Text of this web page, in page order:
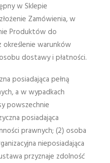
w Sklepie
Zamówienia, w
Produktów do
określenie warunków
dostawy i płatności.
posiadająca pełną
a w wypadkach
powszechnie
posiadająca
prawnych; (2) osoba
nieposiadająca
przyznaje zdolność